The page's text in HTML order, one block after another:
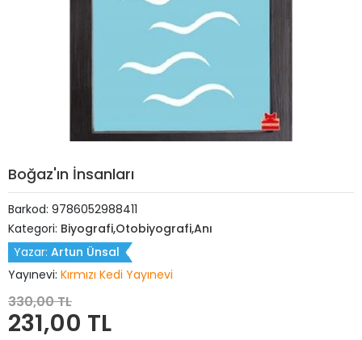
Boğaz'ın İnsanları
Barkod: 9786052988411
Kategori: Biyografi,Otobiyografi,Anı
Yazar: Artun Ünsal
Yayınevi: Kırmızı Kedi Yayınevi
330,00 TL
231,00 TL